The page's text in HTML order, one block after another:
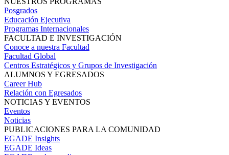
Posgrados
Educación Ejecutiva
Programas Internacionales
FACULTAD E INVESTIGACIÓN
Conoce a nuestra Facultad
Facultad Global
Centros Estratégicos y Grupos de Investigación
ALUMNOS Y EGRESADOS
Career Hub
Relación con Egresados
NOTICIAS Y EVENTOS
Eventos
Noticias
PUBLICACIONES PARA LA COMUNIDAD
EGADE Insights
EGADE Ideas